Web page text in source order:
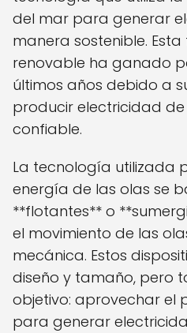
del mar para generar
manera sostenible.
renovable ha ganado
últimos años debido a
producir electricidad
confiable.
La tecnología utilizada
energía de las olas se
**flotantes** o
el movimiento de las
mecánica. Estos
diseño y tamaño, pero
objetivo: aprovechar el
para generar